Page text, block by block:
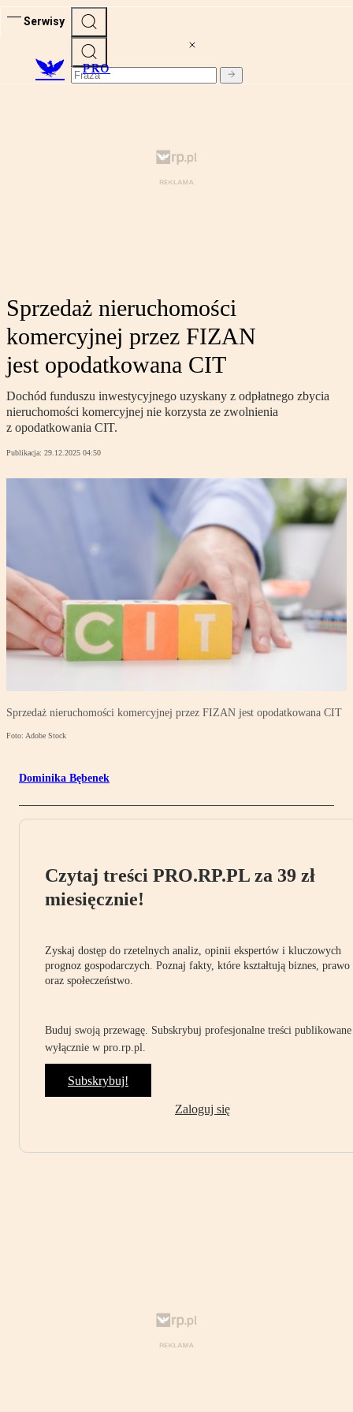
Serwisy
PRO
Sprzedaż nieruchomości
komercyjnej przez FIZAN
jest opodatkowana CIT
Dochód funduszu inwestycyjnego uzyskany z odpłatnego zbycia
nieruchomości komercyjnej nie korzysta ze zwolnienia
z opodatkowania CIT.
Publikacja: 29.12.2025 04:50
Sprzedaż nieruchomości komercyjnej przez FIZAN jest opodatkowana CIT
Foto: Adobe Stock
Dominika Bębenek
Czytaj treści PRO.RP.PL za 39 zł
miesięcznie!
Zyskaj dostęp do rzetelnych analiz, opinii ekspertów i kluczowych
prognoz gospodarczych. Poznaj fakty, które kształtują biznes, prawo
oraz społeczeństwo.
Buduj swoją przewagę. Subskrybuj profesjonalne treści publikowane
wyłącznie w pro.rp.pl.
Subskrybuj!
Zaloguj się